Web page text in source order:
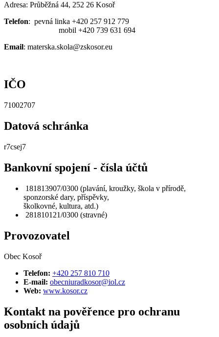
Adresa: Průběžná 44, 252 26 Kosoř
Telefon: pevná linka +420 257 912 779
mobil +420 739 631 694
Email: materska.skola@zskosor.eu
IČO
71002707
Datová schránka
r7csej7
Bankovní spojení - čísla účtů
181813907/0300 (plavání, kroužky, škola v přírodě,
sponzorské dary, příspěvky,
školkovné, kultura, atd.)
281810121/0300 (stravné)
Provozovatel
Obec Kosoř
Telefon: +420 257 810 710
E-mail: obecniuradkosor@iol.cz
Web: www.kosor.cz
Kontakt na pověřence pro ochranu
osobních údajů